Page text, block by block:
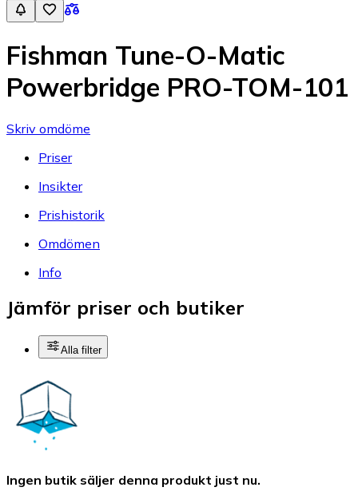
Fishman Tune-O-Matic
Powerbridge PRO-TOM-101
Skriv omdöme
Priser
Insikter
Prishistorik
Omdömen
Info
Jämför priser och butiker
Alla filter
Ingen butik säljer denna produkt just nu.